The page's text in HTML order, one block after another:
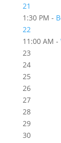
21
1:30 PM -
22
11:00 AM -
23
24
25
26
27
28
29
30